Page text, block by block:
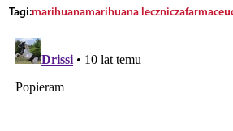
Tagi:marihuanamarihuana lecznicza